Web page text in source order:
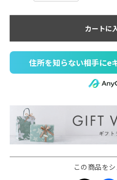
カートに
住所を知らない相手にe
この商品を